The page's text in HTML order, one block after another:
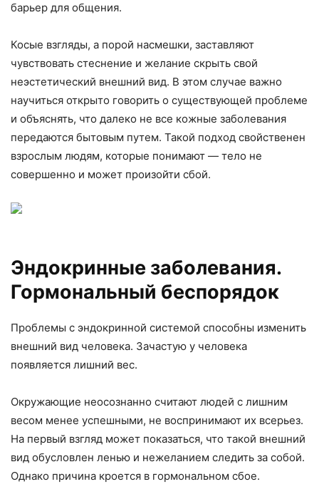
барьер для общения.
Косые взгляды, а порой насмешки, заставляют
чувствовать стеснение и желание скрыть свой
неэстетический внешний вид. В этом случае важно
научиться открыто говорить о существующей проблеме
и объяснять, что далеко не все кожные заболевания
передаются бытовым путем. Такой подход свойственен
взрослым людям, которые понимают — тело не
совершенно и может произойти сбой.
Эндокринные заболевания.
Гормональный беспорядок
Проблемы с эндокринной системой способны изменить
внешний вид человека. Зачастую у человека
появляется лишний вес.
Окружающие неосознанно считают людей с лишним
весом менее успешными, не воспринимают их всерьез.
На первый взгляд может показаться, что такой внешний
вид обусловлен ленью и нежеланием следить за собой.
Однако причина кроется в гормональном сбое.